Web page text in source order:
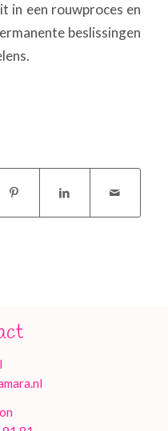
in een rouwproces en
beslissingen